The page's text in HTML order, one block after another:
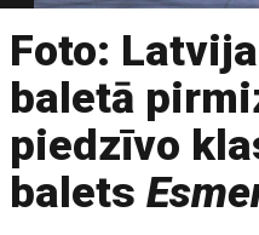
Foto:
baletā
piedzīvo
balets